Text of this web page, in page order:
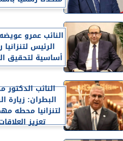
النائب عمرو
الرئيس لتنزانيا
أساسية لتحقيق
النائب
البطران: زيارة
لتنزانيا محطه
تعزيز